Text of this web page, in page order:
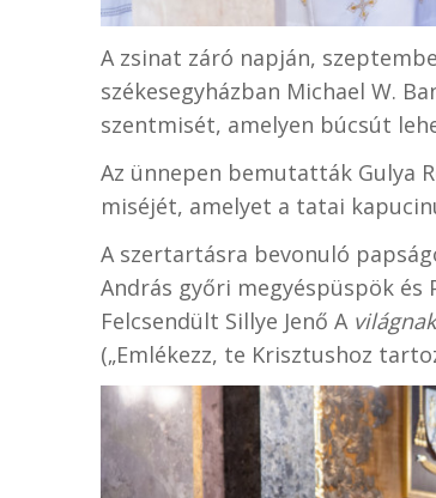
A zsinat záró napján,
székesegyházban Michael W.
szentmisét, amelyen búcsút
Az ünnepen bemutatták Gulya
miséjét, amelyet a tatai
A szertartásra bevonuló
András győri megyéspüspök
Felcsendült Sillye Jenő A
(„Emlékezz, te Krisztushoz